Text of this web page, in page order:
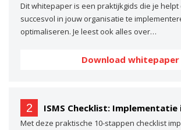
Dit whitepaper is een praktijkgids die je helpt
succesvol in jouw organisatie te
optimaliseren. Je leest ook alles over…
Download whitepaper
2 ISMS Checklist: Implementatie
Met deze praktische 10-stappen checklist